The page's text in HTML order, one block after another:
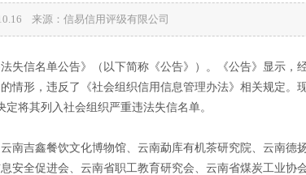
来源：信易信用评级有限公司
信名单公告》（以下简称《公告》）。《公告》显示，
情形，违反了《社会组织信用信息管理办法》相关规定。
将其列入社会组织严重违法失信名单。
吉鑫餐饮文化博物馆、云南勐库有机茶研究院、云南德扬
安全促进会、云南省职工教育研究会、云南省煤炭工业协